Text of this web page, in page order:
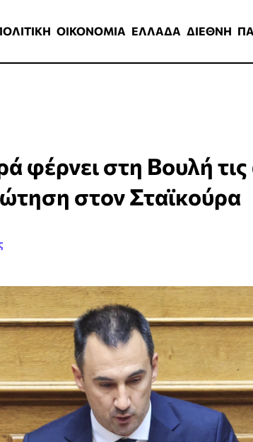
ΟΙΚΟΝΟΜΙΑ ΕΛΛΑΔΑ ΔΙΕΘΝΗ
φέρνει στη Βουλή
στον Σταϊκούρα